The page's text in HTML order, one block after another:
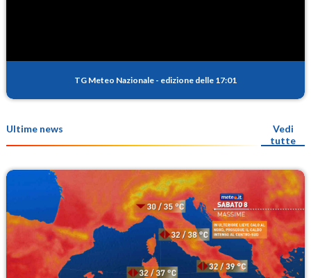
TG Meteo Nazionale - edizione delle 17:01
Ultime news
Vedi
tutte